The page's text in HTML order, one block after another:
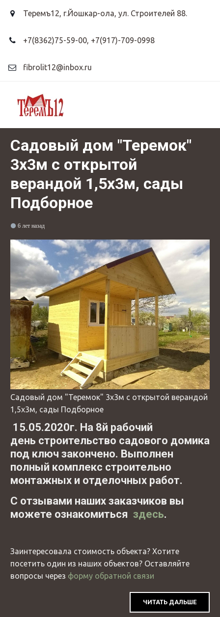
Теремъ12, г.Йошкар-ола, ул. Строителей 88.
+7(8362)75-59-00, +7(917)-709-0998
fibrolit12@inbox.ru
Садовый дом "Теремок"
3х3м с открытой
верандой 1,5х3м, сады
Подборное
6 лет назад
Садовый дом "Теремок" 3х3м с открытой верандой
1,5х3м, сады Подборное
15.05.2020г. На 8й рабочий
день строительство садового домика
под ключ закончено. Выполнен
полный комплекс строительно
монтажных и отделочных работ.
С отзывами наших заказчиков вы
можете ознакомиться здесь.
Заинтересовала стоимость объекта? Хотите
посетить один из наших объектов? Оставляйте
вопросы через форму обратной связи
ЧИТАТЬ ДАЛЬШЕ